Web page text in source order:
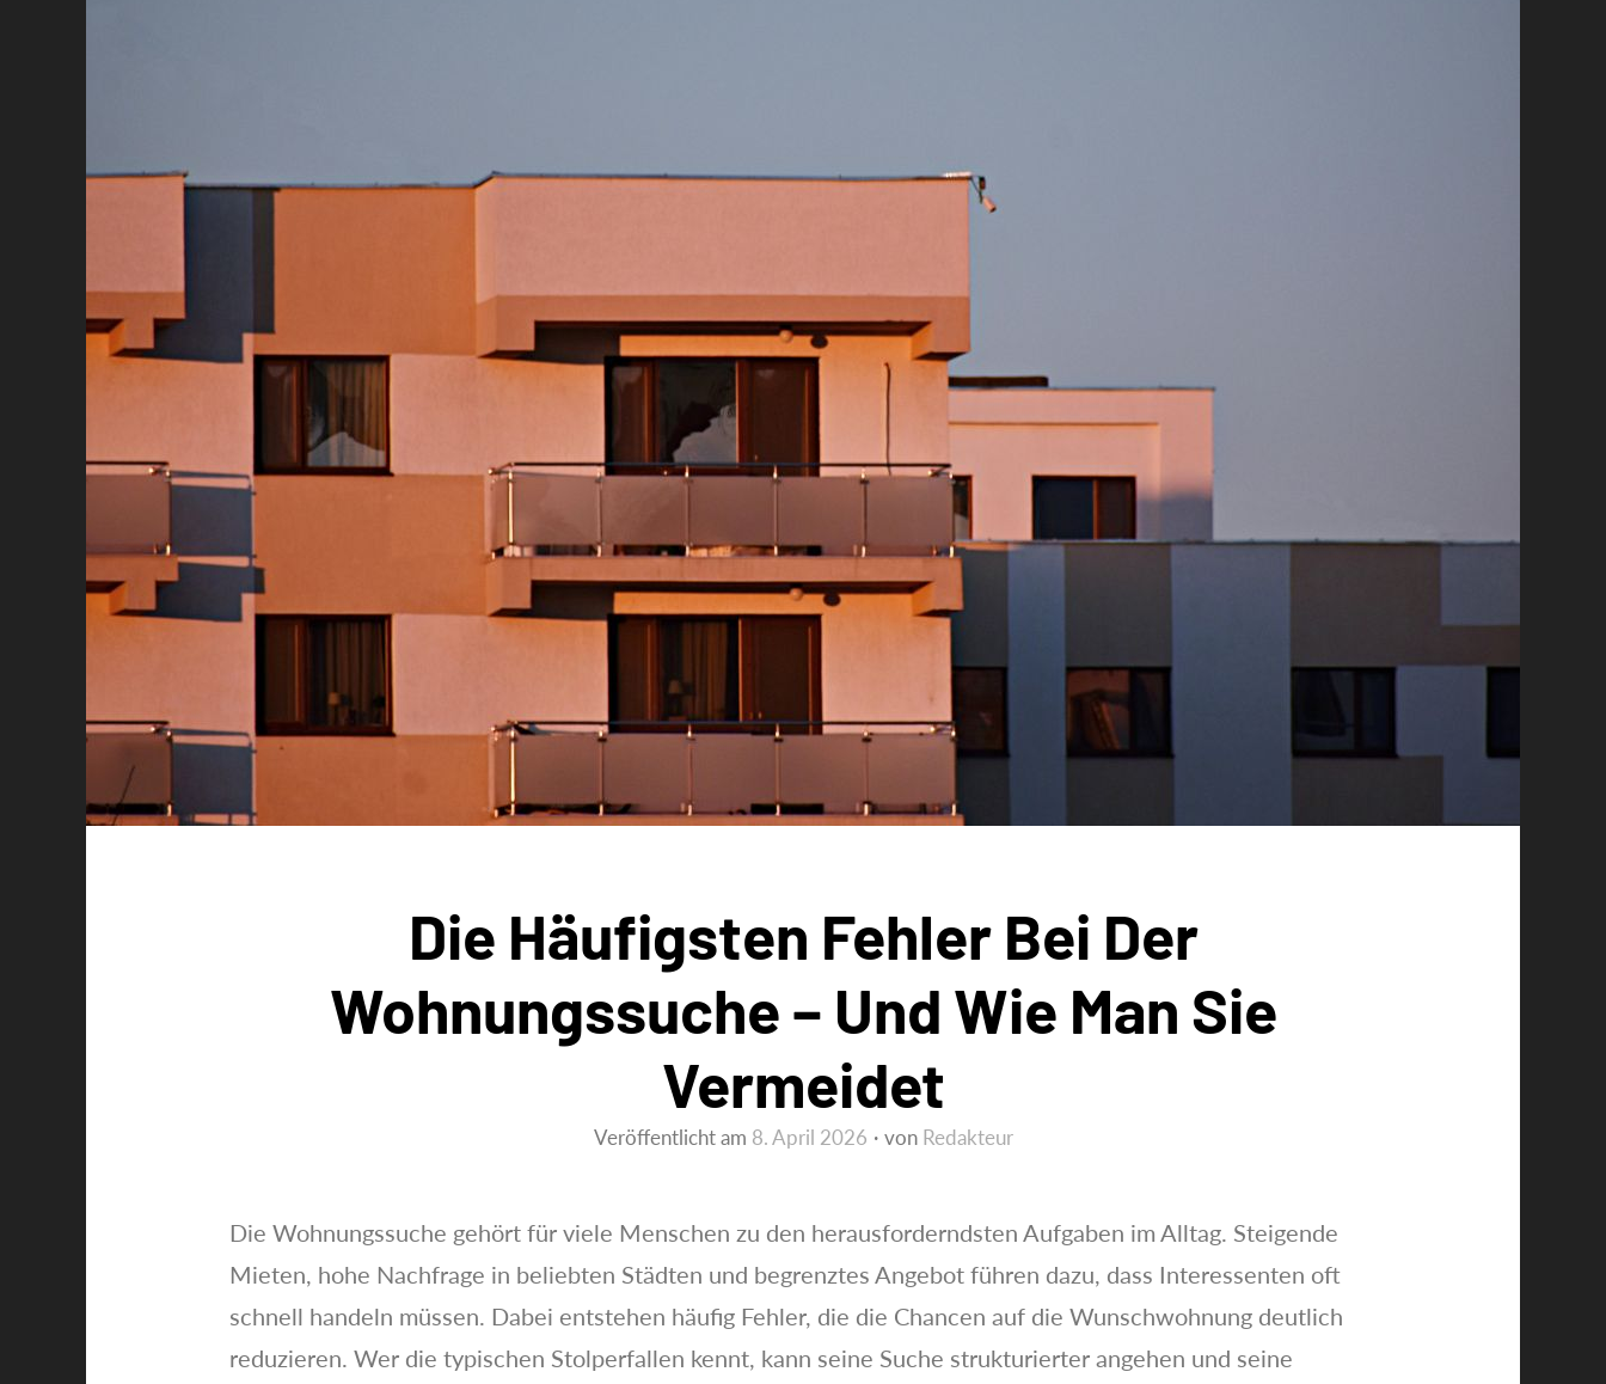
Die Häufigsten Fehler Bei Der
Wohnungssuche – Und Wie Man Sie
Vermeidet
Veröffentlicht am 8. April 2026 von Redakteur
Die Wohnungssuche gehört für viele Menschen zu den herausforderndsten Aufgaben im Alltag. Steigende
Mieten, hohe Nachfrage in beliebten Städten und begrenztes Angebot führen dazu, dass Interessenten oft
schnell handeln müssen. Dabei entstehen häufig Fehler, die die Chancen auf die Wunschwohnung deutlich
reduzieren. Wer die typischen Stolperfallen kennt, kann seine Suche strukturierter angehen und seine